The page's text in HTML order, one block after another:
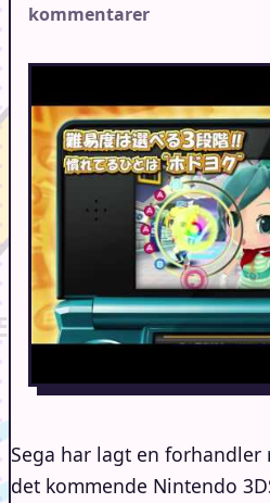
kommentarer
Sega har lagt en forhandler
det kommende Nintendo